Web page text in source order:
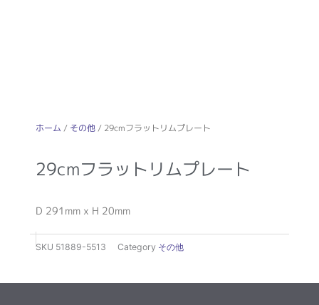
ホーム / その他/ 29cmフラットリムプレート
29cmフラットリムプレート
D 291mm x H 20mm
SKU 51889-5513 Category その他